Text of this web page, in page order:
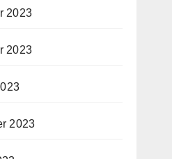
2023
2023
2023